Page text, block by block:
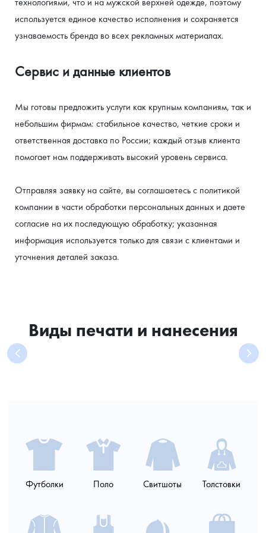
используется единое качество исполнения и сохраняется
узнаваемость бренда во всех рекламных материалах.
Сервис и данные клиентов
Мы готовы предложить услуги как крупным компаниям, так и
небольшим фирмам: стабильное качество, четкие сроки и
ответственная доставка по России; каждый отзыв клиента
помогает нам поддерживать высокий уровень сервиса.
Отправляя заявку на сайте, вы соглашаетесь с политикой
компании в части обработки персональных данных и даете
согласие на их последующую обработку; указанная
информация используется только для связи с клиентами и
уточнения деталей заказа.
Виды печати и нанесения
DTF-
ПЛЮСЫ:
Прямая
Машинная
ПЛЮСЫ:
Печать
ПЛЮСЫ:
Шелкография
возможно
Футболки Поло Свитшоты Толстовки